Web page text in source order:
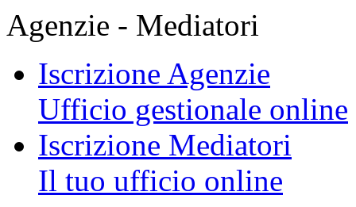
Agenzie - Mediatori
Iscrizione Agenzie
Ufficio gestionale online
Iscrizione Mediatori
Il tuo ufficio online